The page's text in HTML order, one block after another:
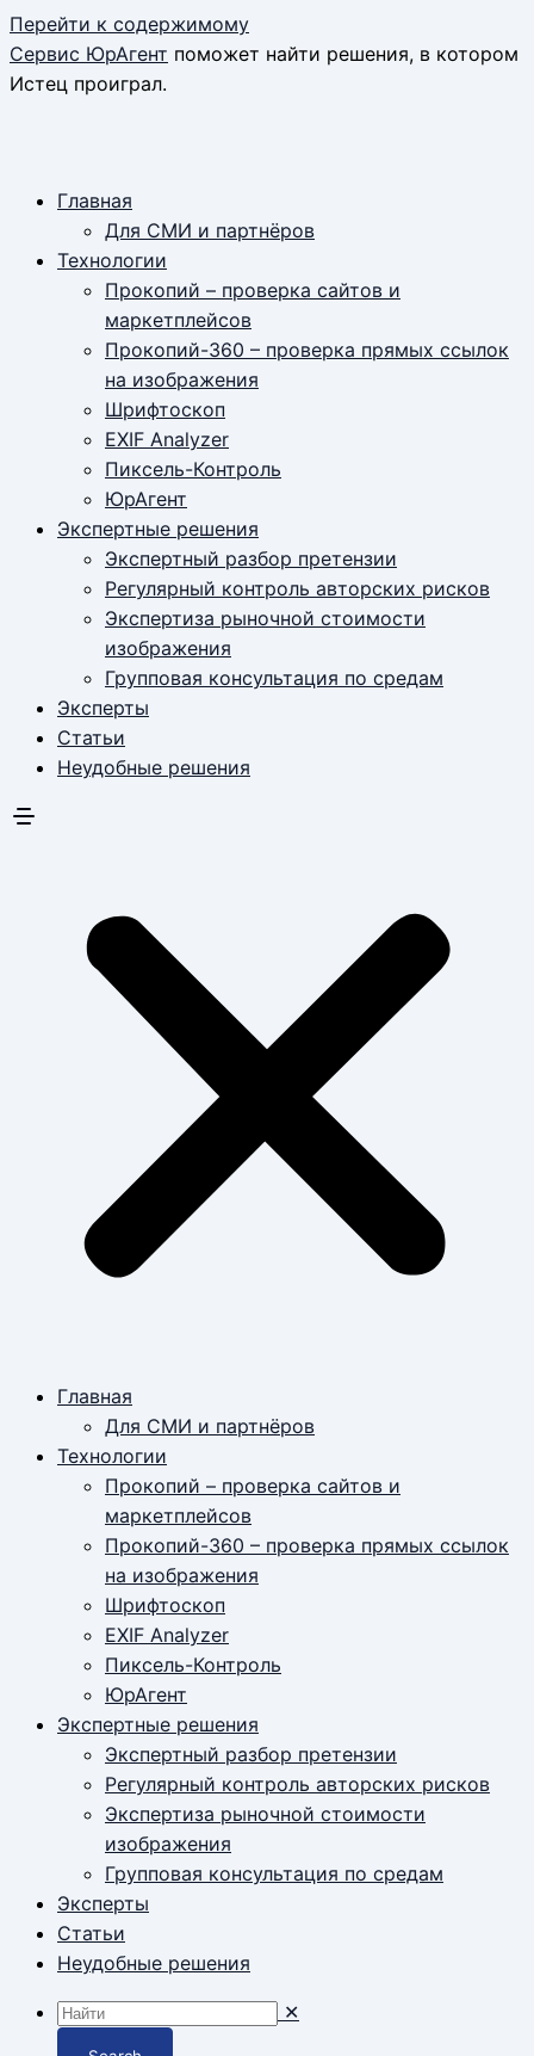
Перейти к содержимому
Сервис ЮрАгент поможет найти решения, в котором
Истец проиграл.
Главная
Для СМИ и партнёров
Технологии
Прокопий – проверка сайтов и
маркетплейсов
Прокопий-360 – проверка прямых ссылок
на изображения
Шрифтоскоп
EXIF Analyzer
Пиксель-Контроль
ЮрАгент
Экспертные решения
Экспертный разбор претензии
Регулярный контроль авторских рисков
Экспертиза рыночной стоимости
изображения
Групповая консультация по средам
Эксперты
Статьи
Неудобные решения
Главная
Для СМИ и партнёров
Технологии
Прокопий – проверка сайтов и
маркетплейсов
Прокопий-360 – проверка прямых ссылок
на изображения
Шрифтоскоп
EXIF Analyzer
Пиксель-Контроль
ЮрАгент
Экспертные решения
Экспертный разбор претензии
Регулярный контроль авторских рисков
Экспертиза рыночной стоимости
изображения
Групповая консультация по средам
Эксперты
Статьи
Неудобные решения
✕